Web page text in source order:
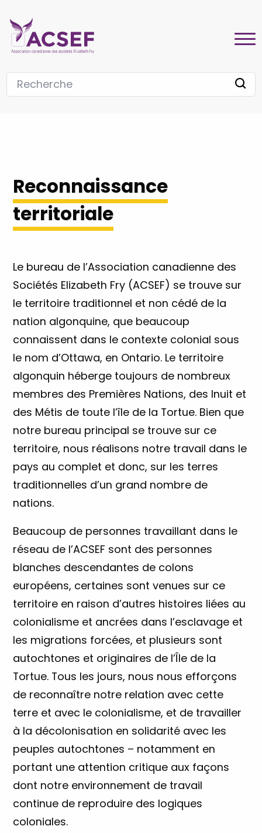
Reconnaissance
territoriale
Le bureau de l’Association canadienne des
Sociétés Elizabeth Fry (ACSEF) se trouve sur
le territoire traditionnel et non cédé de la
nation algonquine, que beaucoup
connaissent dans le contexte colonial sous
le nom d’Ottawa, en Ontario. Le territoire
algonquin héberge toujours de nombreux
membres des Premières Nations, des Inuit et
des Métis de toute l’île de la Tortue. Bien que
notre bureau principal se trouve sur ce
territoire, nous réalisons notre travail dans le
pays au complet et donc, sur les terres
traditionnelles d’un grand nombre de
nations.
Beaucoup de personnes travaillant dans le
réseau de l’ACSEF sont des personnes
blanches descendantes de colons
européens, certaines sont venues sur ce
territoire en raison d’autres histoires liées au
colonialisme et ancrées dans l’esclavage et
les migrations forcées, et plusieurs sont
autochtones et originaires de l’Île de la
Tortue. Tous les jours, nous nous efforçons
de reconnaître notre relation avec cette
terre et avec le colonialisme, et de travailler
à la décolonisation en solidarité avec les
peuples autochtones – notamment en
portant une attention critique aux façons
dont notre environnement de travail
continue de reproduire des logiques
coloniales.